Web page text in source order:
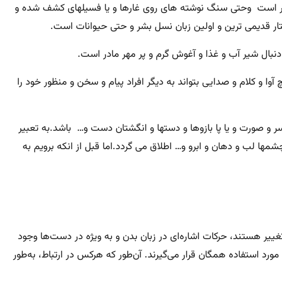
است وحتی سنگ نوشته های روی غارها و یا فسیلهای کشف شده و
قدیمی ترین و اولین زبان نسل بشر و حتی حیوانات است.
دنبال شیر آب و غذا و آغوش گرم و پر مهر مادر است.
و کلام و صدایی بتواند به دیگر افراد پیام و سخن و منظور خود را
سر و صورت و یا پا بازوها و دستها و انگشتان دست و… باشد.به تعبیر
لب و دهان و ابرو و… اطلاق می گردد.اما قبل از انکه برویم به
هستند، حرکات اشاره‌ای در زبان بدن و به ویژه در دست‌ها وجود
استفاده همگان قرار می‌گیرند. آن‌طور که هرکس در ارتباط، به‌طور